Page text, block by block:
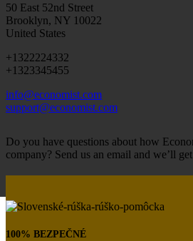
50 East 52nd Street
Brooklyn, NY 10022
United States
+1322224332
+1323345455
info@economist.com
support@economist.com
Do you have questions about how
company? Send us an email and we’ll
100% BEZPEČNÉ